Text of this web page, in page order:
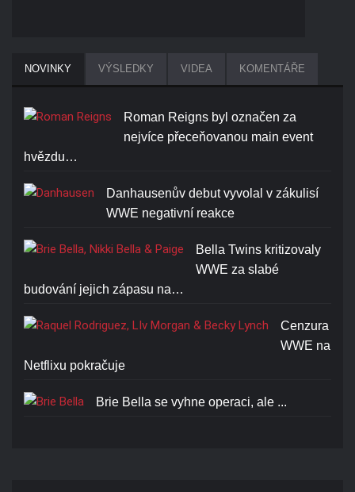
T-SHIRT
Cena: 1773-Kč
NOVINKY VÝSLEDKY VIDEA KOMENTÁŘE
Roman Reigns byl označen za
nejvíce přeceňovanou main event
hvězdu…
Danhausenův debut vyvolal v zákulisí
WWE negativní reakce
Bella Twins kritizovaly
WWE za slabé
budování jejich zápasu na…
Cenzura
WWE na
Netflixu pokračuje
Brie Bella se vyhne operaci, ale ...